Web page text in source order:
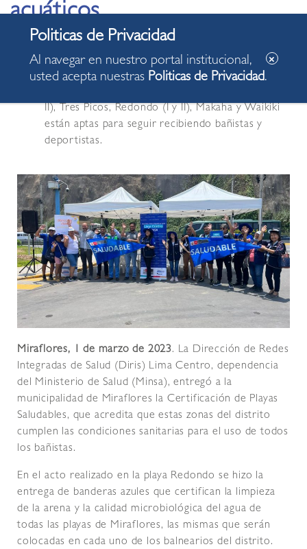
acuáticos
01.03.2023
II), Tres Picos, Redondo (I y II), Makaha y Waikiki
están aptas para seguir recibiendo bañistas y
deportistas.
Miraflores, 1 de marzo de 2023. La Dirección de Redes
Integradas de Salud (Diris) Lima Centro, dependencia
del Ministerio de Salud (Minsa), entregó a la
municipalidad de Miraflores la Certificación de Playas
Saludables, que acredita que estas zonas del distrito
cumplen las condiciones sanitarias para el uso de todos
los bañistas.
En el acto realizado en la playa Redondo se hizo la
entrega de banderas azules que certifican la limpieza
de la arena y la calidad microbiológica del agua de
todas las playas de Miraflores, las mismas que serán
colocadas en cada uno de los balnearios del distrito.
Al navegar en nuestro portal institucional,
usted acepta nuestras Politicas de Privacidad.